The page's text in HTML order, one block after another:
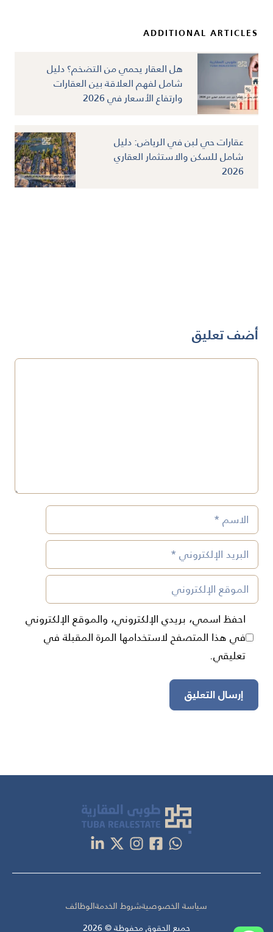
ADDITIONAL ARTICLES
هل العقار يحمي من التضخم؟ دليل
شامل لفهم العلاقة بين العقارات
وارتفاع الأسعار في 2026
عقارات حي لبن في الرياض: دليل
شامل للسكن والاستثمار العقاري
2026
أضف تعليق
تعليق
الاسم
البريد
الإلكتروني
الموقع
الإلكتروني
احفظ اسمي، بريدي الإلكتروني، والموقع الإلكتروني
في هذا المتصفح لاستخدامها المرة المقبلة في
تعليقي.
جميع الحقوق محفوظة © 2026
سياسة الخصوصيةشروط الخدمةالوظائف